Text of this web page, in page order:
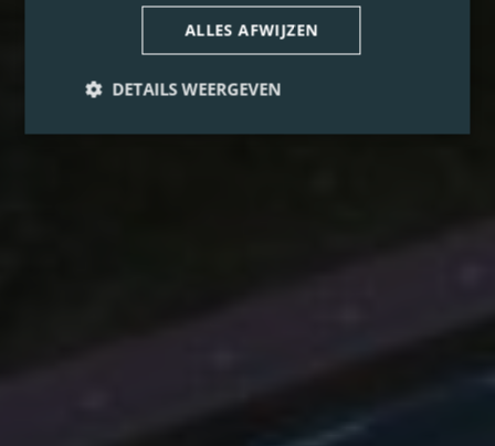
ALLES AFWIJZEN
DETAILS WEERGEVEN